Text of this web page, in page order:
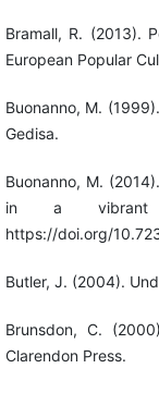
Bramall, R. (2013).
European Popular
Buonanno, M.
Gedisa.
Buonanno, M.
in a vibrant
https://doi.org/
Butler, J. (2004).
Brunsdon, C.
Clarendon Press.